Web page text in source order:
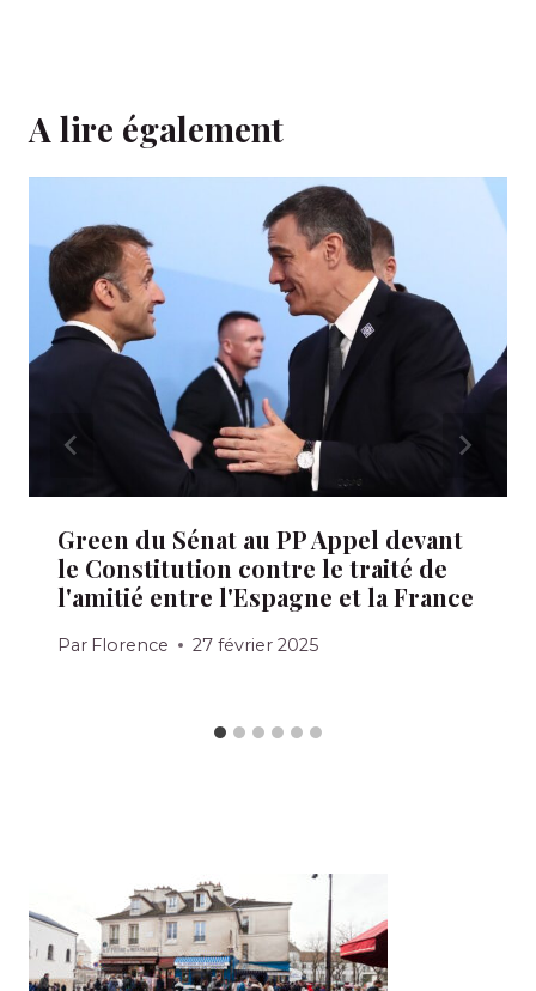
A lire également
Green du Sénat au PP Appel devant
le Constitution contre le traité de
l'amitié entre l'Espagne et la France
Par Florence 27 février 2025